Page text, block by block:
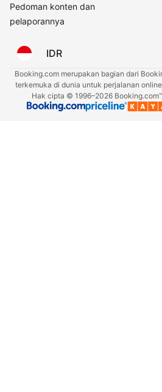
Pedoman konten dan
pelaporannya
IDR
Booking.com merupakan bagian dari
terkemuka di dunia untuk perjalanan
Hak cipta © 1996–2026